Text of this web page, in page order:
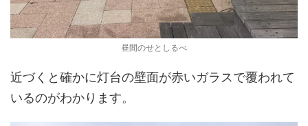
昼間のせとしるべ
近づくと確かに灯台の壁面が赤いガラスで覆われて
いるのがわかります。